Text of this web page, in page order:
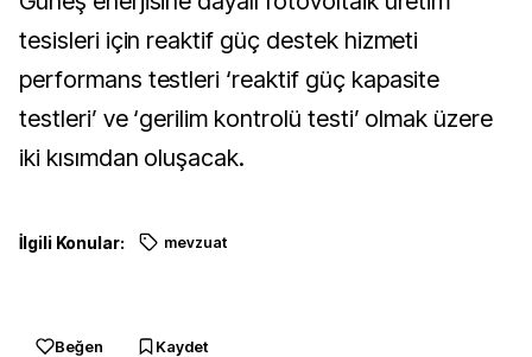
tesisleri için reaktif güç destek hizmeti
performans testleri ‘reaktif güç kapasite
testleri’ ve ‘gerilim kontrolü testi’ olmak üzere
iki kısımdan oluşacak.
İlgili Konular: mevzuat
Beğen Kaydet